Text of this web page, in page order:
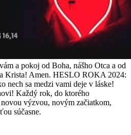
a pokoj od Boha, nášho Otca a od
Krista! Amen. HESLO ROKA 2024:
nech sa medzi vami deje v láske!
Každý rok, do ktorého
výzvou, novým začiatkom,
súčasne.